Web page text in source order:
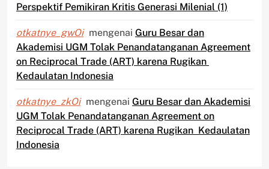
Perspektif Pemikiran Kritis Generasi Milenial (1)
otkatnye_gwOi mengenai Guru Besar dan
Akademisi UGM Tolak Penandatanganan Agreement
on Reciprocal Trade (ART) karena Rugikan
Kedaulatan Indonesia
otkatnye_zkOi mengenai Guru Besar dan Akademisi
UGM Tolak Penandatanganan Agreement on
Reciprocal Trade (ART) karena Rugikan Kedaulatan
Indonesia